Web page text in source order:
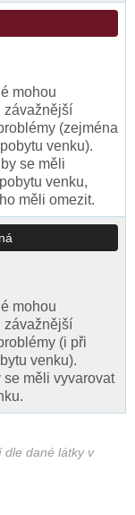
mohou
závažnější
(zejména
venku).
se měli
venku,
měli omezit.
mohou
závažnější
(i při
venku).
se měli vyvarovat
dle dané látky v